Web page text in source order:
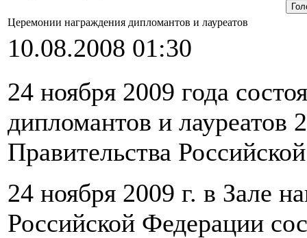
Церемонии награждения дипломантов и лауреатов
10.08.2008 01:30
24 ноября 2009 года
дипломантов и лауреатов
Правительства
24 ноября 2009 г. в Зале
Российской Федерации